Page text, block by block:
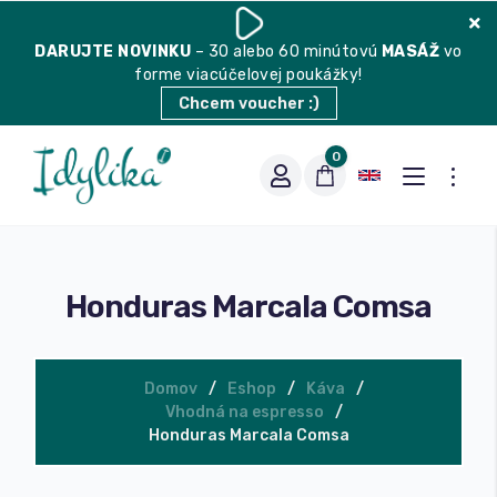
DARUJTE NOVINKU – 30 alebo 60 minútovú MASÁŽ vo
forme viacúčelovej poukážky!
Chcem voucher :)
Vhodná na espresso
0
Honduras Marcala Comsa
Domov Eshop
Káva
Vhodná na espresso
Honduras Marcala Comsa